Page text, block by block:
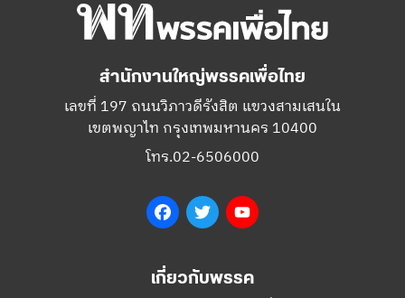
สำนักงานใหญ่พรรคเพื่อไทย
เลขที่ 197 ถนนวิภาวดีรังสิต แขวงสามเสนใน
เขตพญาไท กรุงเทพมหานคร 10400
โทร.02-6506000
FacebookTwitter
เกี่ยวกับพรรค